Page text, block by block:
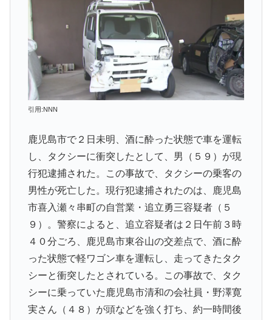
引用:NNN
鹿児島市で２日未明、酒に酔った状態で車を運転
し、タクシーに衝突したとして、男（５９）が現
行犯逮捕された。この事故で、タクシーの乗客の
男性が死亡した。現行犯逮捕されたのは、鹿児島
市喜入瀬々串町の自営業・追立勇三容疑者（５
９）。警察によると、追立容疑者は２日午前３時
４０分ごろ、鹿児島市東谷山の交差点で、酒に酔
った状態で軽ワゴン車を運転し、走ってきたタク
シーと衝突したとされている。この事故で、タク
シーに乗っていた鹿児島市清和の会社員・野澤寛
実さん（４８）が頭などを強く打ち、約一時間後